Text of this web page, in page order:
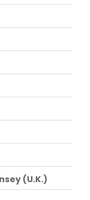
(U.K.)